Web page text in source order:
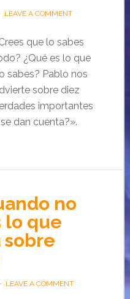
LEAVE A COMMENT
que lo sabes
¿Qué es lo que
sabes? Pablo nos
sobre diez
importantes
dan cuenta?».
no
lo que
LEAVE A COMMENT